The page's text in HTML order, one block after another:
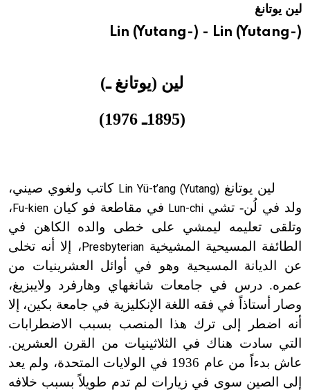
لين يوتانغ
Lin (Yutang-) - Lin (Yutang-)
لين (يوتانغ ـ)
(1895ـ 1976)
لين يوتانغ Lin Yü-t’ang (Yutang) كاتب ولغوي صيني،
ولد في لُن- تشي Lun-chi في مقاطعة فو كيان Fu-kien ،
وتلقى تعليمه ليمشي على خطى والده الكاهن في
الطائفة المسيحية المشيخيةPresbyterian ، إلا أنه تخلى
عن الديانة المسيحية وهو في أوائل العشرينيات من
عمره. درس في جامعات شانغهاي وهارفرد ولايبزيغ،
وصار أستاذاً في فقه اللغة الإنكليزية في جامعة بكين، إلا
أنه اضطر إلى ترك هذا المنصب بسبب الاضطرابات
التي سادت هناك في الثلاثينيات من القرن العشرين.
عاش بدءاً من عام 1936 في الولايات المتحدة، ولم يعد
إلى الصين سوى في زيارات لم تدم طويلاً بسبب خلافه